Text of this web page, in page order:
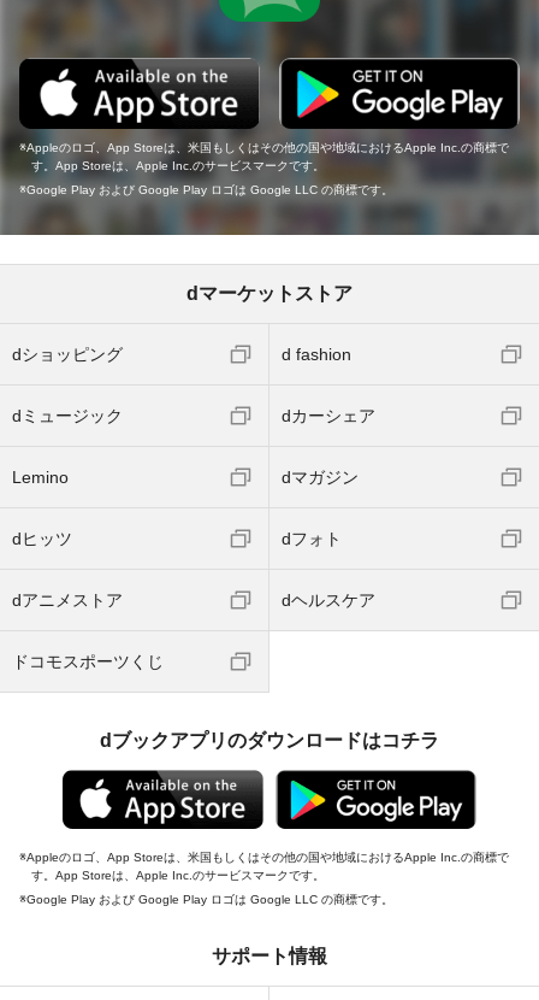
Appleのロゴ、App Storeは、米国もしくはその他の国や地域におけるApple Inc.の商標で
す。App Storeは、Apple Inc.のサービスマークです。
Google Play および Google Play ロゴは Google LLC の商標です。
dマーケットストア
dショッピング d fashion
dミュージック dカーシェア
Lemino dマガジン
dヒッツ dフォト
dアニメストア dヘルスケア
ドコモスポーツくじ
dブックアプリのダウンロードはコチラ
Appleのロゴ、App Storeは、米国もしくはその他の国や地域におけるApple Inc.の商標で
す。App Storeは、Apple Inc.のサービスマークです。
Google Play および Google Play ロゴは Google LLC の商標です。
サポート情報